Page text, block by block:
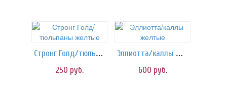
Стронг Голд/тюльпаны желтые
250 руб.
Эллиотта/каллы желтые
600 руб.